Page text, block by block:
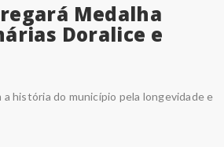
Medalha
Doralice e
a história do município pela longevidade e